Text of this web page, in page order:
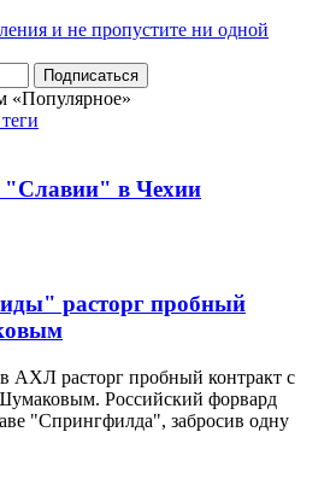
и не пропустите ни одной
«Популярное»
"Славии" в Чехии
расторг пробный
расторг пробный контракт с
Российский форвард
"Спрингфилда", забросив одну